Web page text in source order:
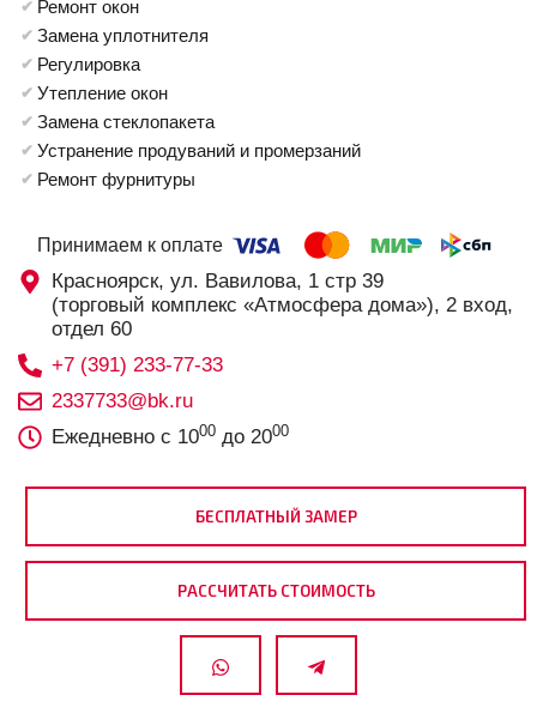
Ремонт окон
Замена уплотнителя
Регулировка
Утепление окон
Замена стеклопакета
Устранение продуваний и промерзаний
Ремонт фурнитуры
Принимаем к оплате
Красноярск, ул. Вавилова, 1 стр 39
(торговый комплекс «Атмосфера дома»), 2 вход,
отдел 60
+7 (391) 233-77-33
2337733@bk.ru
Ежедневно с 1000 до 2000
БЕСПЛАТНЫЙ ЗАМЕР
РАССЧИТАТЬ СТОИМОСТЬ